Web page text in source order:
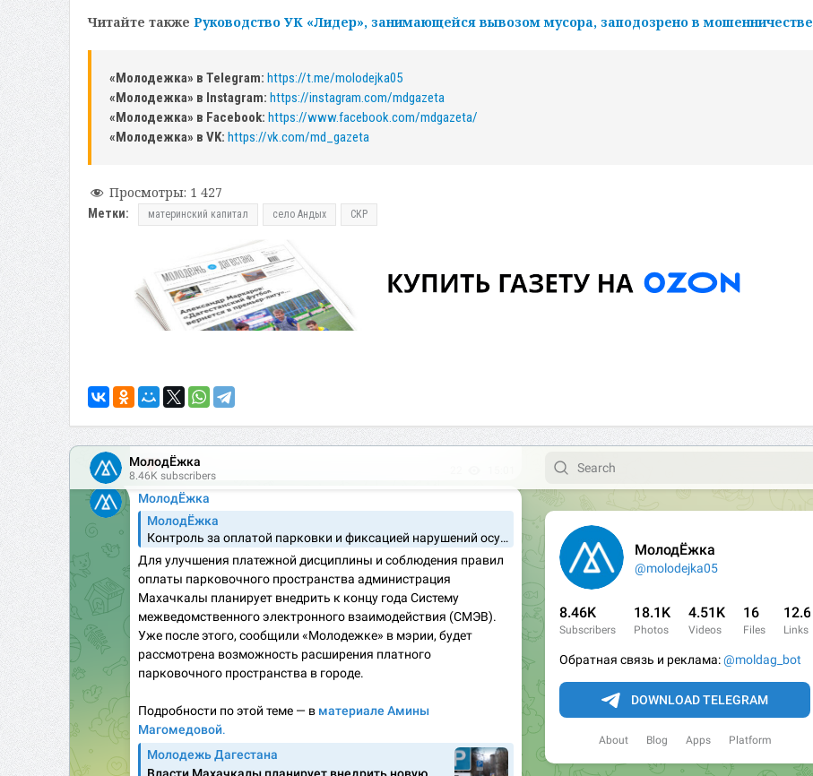
Читайте также Руководство УК «Лидер», занимающейся вывозом мусора, заподозрено в мошенничестве
«Молодежка» в Telegram: https://t.me/molodejka05
«Молодежка» в Instagram: https://instagram.com/mdgazeta
«Молодежка» в Facebook: https://www.facebook.com/mdgazeta/
«Молодежка» в VK: https://vk.com/md_gazeta
Просмотры: 1 427
Метки: материнский капитал село Андых СКР